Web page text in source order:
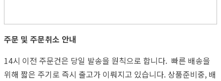
주문 및 주문취소 안내
14시 이전 주문건은 당일 발송을 원칙으로 합니다. 빠른 배송을
위해 짧은 주기로 즉시 출고가 이뤄지고 있습니다. 상품준비중, 배